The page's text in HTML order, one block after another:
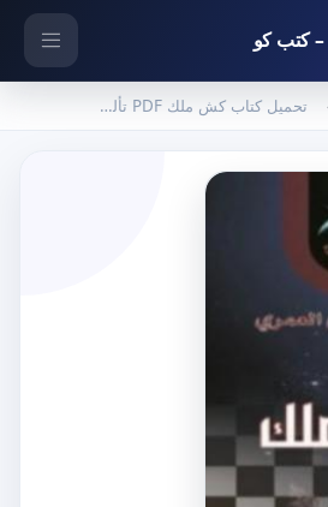
تحميل كتاب كش ملك PDF تأليف أحمد خيري العمري مجانا [كامل]